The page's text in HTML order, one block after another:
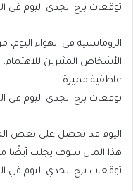
توقعات برج الجدي اليوم في
الرومانسية في الهواء
الأشخاص المثيرين
عاطفية مميزة.
توقعات برج الجدي اليوم في
اليوم قد تحصل على بعض
هذا المال سوف يجلب أيضًا
توقعات برج الجدي اليوم في